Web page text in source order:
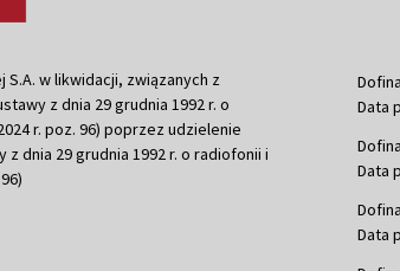
w likwidacji, związanych z
z dnia 29 grudnia 1992 r. o
r. poz. 96) poprzez udzielenie
dnia 29 grudnia 1992 r. o radiofonii i
Data
Data
Data